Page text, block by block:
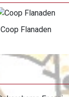
Coop Flanaden